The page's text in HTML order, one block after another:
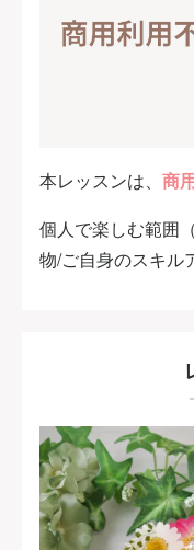
本レッスンは、 商
個人で楽しむ範囲
物/ご自身のスキル